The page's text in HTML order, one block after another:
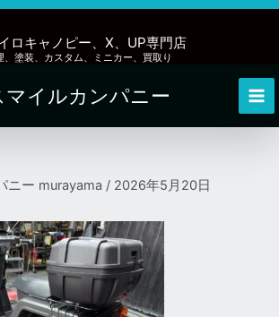
ロキャノピー、X、UP専門店
、塗装、カスタム、ミニカー、買取り
マイルカンパニー
ニー murayama / 2026年5月20日